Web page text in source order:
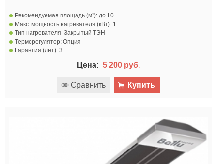
Рекомендуемая площадь (м²): до 10
Макс. мощность нагревателя (кВт): 1
Тип нагревателя: Закрытый ТЭН
Терморегулятор: Опция
Гарантия (лет): 3
Цена: 5 200 руб.
Сравнить Купить